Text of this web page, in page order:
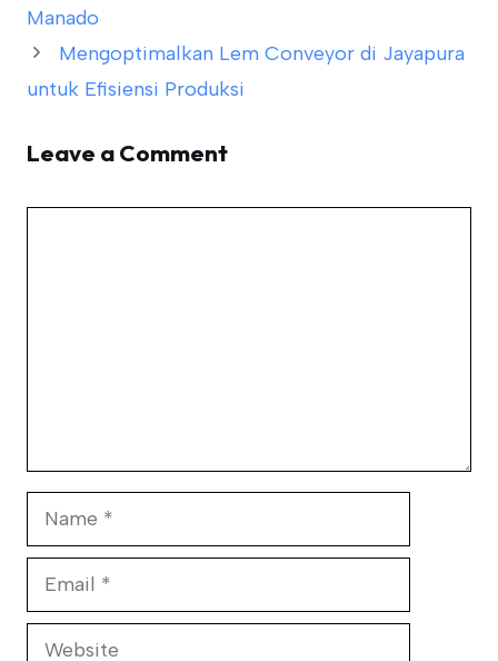
Manado
Mengoptimalkan Lem Conveyor di Jayapura
untuk Efisiensi Produksi
Leave a Comment
Website